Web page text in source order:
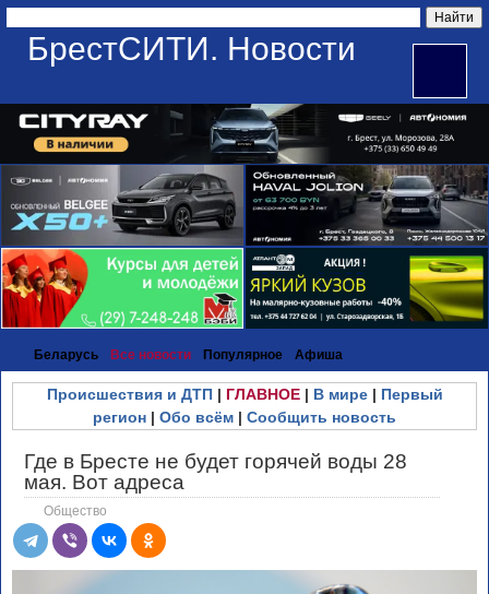
БрестСИТИ. Новости
Беларусь Все новости Популярное Афиша
Происшествия и ДТП| ГЛАВНОЕ| В мире| Первый
регион | Обо всём | Сообщить новость
Где в Бресте не будет горячей воды 28
мая. Вот адреса
Общество